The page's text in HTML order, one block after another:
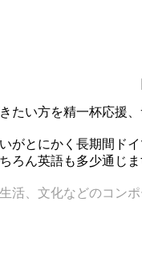
い方を精一杯応援
とにかく長期間ド
ろん英語も多少通じ
生活、文化などのコン